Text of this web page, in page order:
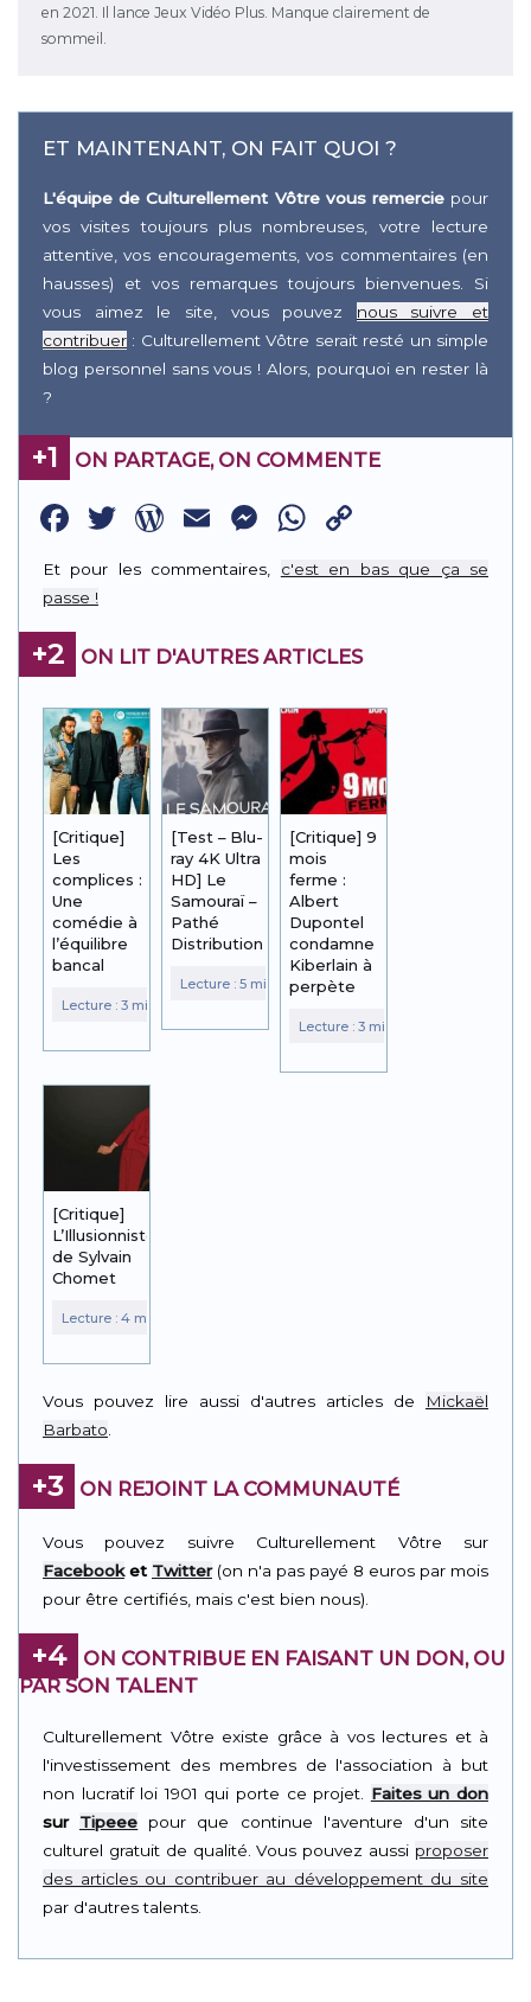
en 2021. Il lance Jeux Vidéo Plus. Manque clairement de
sommeil.
ET MAINTENANT, ON FAIT QUOI ?
L'équipe de Culturellement Vôtre vous remerciepour
vos visites toujours plus nombreuses, votre lecture
attentive, vos encouragements, vos commentaires (en
hausses) et vos remarques toujours bienvenues. Si
vous aimez le site, vous pouvez nous suivre et
contribuer : Culturellement Vôtre serait resté un simple
blog personnel sans vous ! Alors, pourquoi en rester là
?
+1 ON PARTAGE, ON COMMENTE
Facebook
Twitter
WordPress
EmailMessenger
WhatsApp
Link
Et pour les commentaires, c'est en bas que ça se
passe !
+2 ON LIT D'AUTRES ARTICLES
[Critique]
Les
complices :
Une
comédie à
l’équilibre
bancal
[Test – Blu-
ray 4K Ultra
HD] Le
Samouraï –
Pathé
Distribution
[Critique] 9
mois
ferme :
Albert
Dupontel
condamne
Kiberlain à
perpète
[Critique]
L’Illusionniste
de Sylvain
Chomet
Vous pouvez lire aussi d'autres articles de
Mickaël
Barbato
+3 ON REJOINT LA COMMUNAUTÉ
Vous pouvez suivre Culturellement Vôtre sur
Facebooket Twitter(on n'a pas payé 8 euros par mois
pour être certifiés, mais c'est bien nous).
+4
ON CONTRIBUE EN FAISANT UN DON, OU
PAR SON TALENT
Culturellement Vôtre existe grâce à vos lectures et à
l'investissement des membres de l'association à but
non lucratif loi 1901 qui porte ce projet. Faites un don
sur Tipeee pour que continue l'aventure d'un site
culturel gratuit de qualité. Vous pouvez aussi proposer
des articles ou contribuer au développement du site
par d'autres talents.